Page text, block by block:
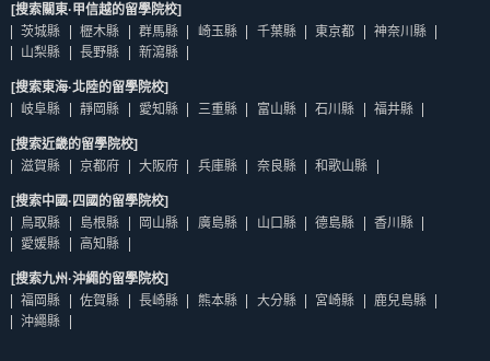
[搜索關東·甲信越的留學院校]
茨城縣
櫪木縣 群馬縣 崎玉縣 千葉縣 東京都
神奈川縣
山梨縣
長野縣 新瀉縣
[搜索東海·北陸的留學院校]
岐阜縣
靜岡縣 愛知縣 三重縣 富山縣 石川縣 福井縣
[搜索近畿的留學院校]
滋賀縣
京都府 大阪府 兵庫縣 奈良縣 和歌山縣
[搜索中國·四國的留學院校]
鳥取縣
島根縣 岡山縣 廣島縣 山口縣 德島縣
香川縣
愛媛縣
高知縣
[搜索九州·沖繩的留學院校]
福岡縣
佐賀縣 長崎縣 熊本縣 大分縣 宮崎縣
鹿兒島縣
沖繩縣